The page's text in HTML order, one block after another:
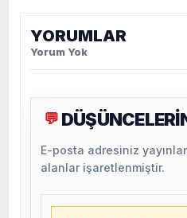
YORUMLAR
Yorum Yok
💬
E-posta adresiniz
alanlar işaretlenmiştir.